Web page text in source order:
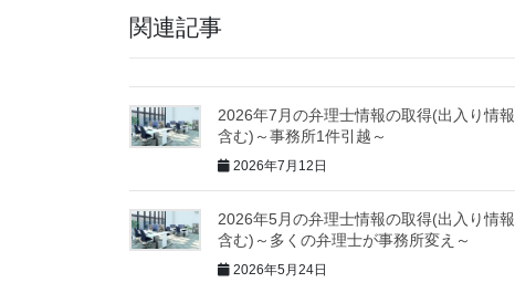
関連記事
2026年7月の弁理士情報の取得(出入り情報
含む)～事務所1件引越～
2026年7月12日
2026年5月の弁理士情報の取得(出入り情報
含む)～多くの弁理士が事務所変え～
2026年5月24日